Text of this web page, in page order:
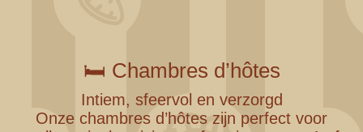
🛏️ Chambres d’hôtes
Intiem, sfeervol en verzorgd
Onze chambres d’hôtes zijn perfect voor